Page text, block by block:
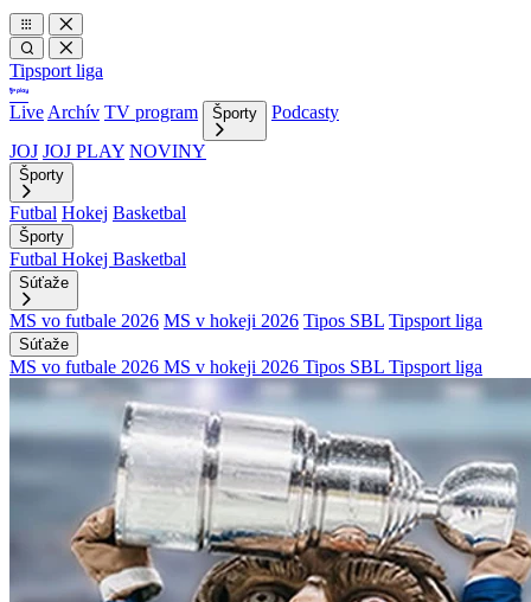
Tipsport liga
Live Archív TV program Športy
Podcasty
JOJ JOJ PLAY NOVINY
Športy
Futbal Hokej Basketbal
Športy
Futbal Hokej Basketbal
Súťaže
MS vo futbale 2026 MS v hokeji 2026 Tipos SBL Tipsport liga
Súťaže
MS vo futbale 2026 MS v hokeji 2026 Tipos SBL Tipsport liga